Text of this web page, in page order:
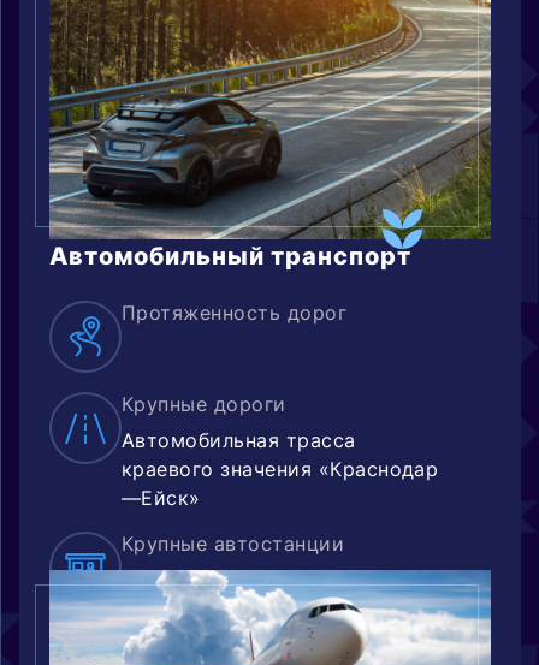
Автомобильный транспорт
Протяженность дорог
Крупные дороги
Автомобильная трасса
краевого значения «Краснодар
—Ейск»
Крупные автостанции